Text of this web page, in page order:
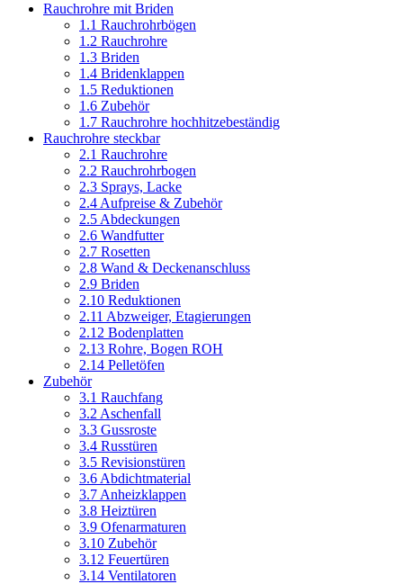
Rauchrohre mit Briden
1.1 Rauchrohrbögen
1.2 Rauchrohre
1.3 Briden
1.4 Bridenklappen
1.5 Reduktionen
1.6 Zubehör
1.7 Rauchrohre hochhitzebeständig
Rauchrohre steckbar
2.1 Rauchrohre
2.2 Rauchrohrbogen
2.3 Sprays, Lacke
2.4 Aufpreise & Zubehör
2.5 Abdeckungen
2.6 Wandfutter
2.7 Rosetten
2.8 Wand & Deckenanschluss
2.9 Briden
2.10 Reduktionen
2.11 Abzweiger, Etagierungen
2.12 Bodenplatten
2.13 Rohre, Bogen ROH
2.14 Pelletöfen
Zubehör
3.1 Rauchfang
3.2 Aschenfall
3.3 Gussroste
3.4 Russtüren
3.5 Revisionstüren
3.6 Abdichtmaterial
3.7 Anheizklappen
3.8 Heiztüren
3.9 Ofenarmaturen
3.10 Zubehör
3.12 Feuertüren
3.14 Ventilatoren